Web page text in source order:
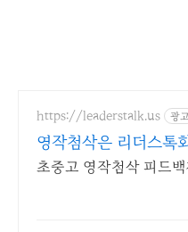
https://leaderstalk.us 광고
영작첨삭은 리더스톡
초중고 영작첨삭 피드